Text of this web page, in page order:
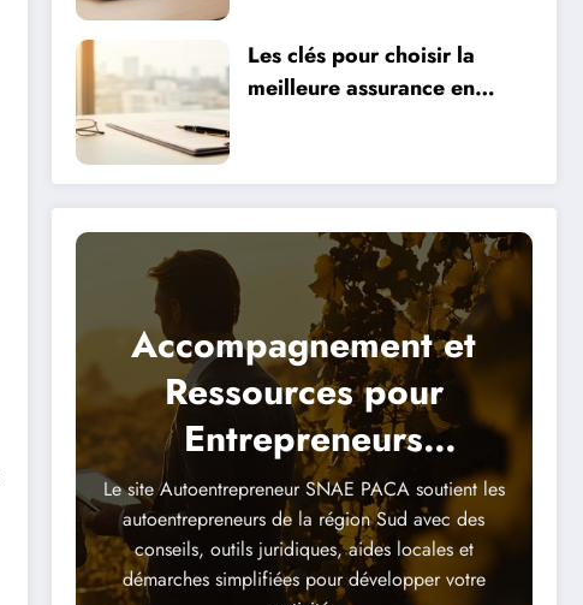
Les clés pour choisir la
meilleure assurance en
Accompagnement et
Ressources pour
Entrepreneurs
Indépendants
Le site Autoentrepreneur SNAE PACA soutient les
autoentrepreneurs de la région Sud avec des
conseils, outils juridiques, aides locales et
démarches simplifiées pour développer votre